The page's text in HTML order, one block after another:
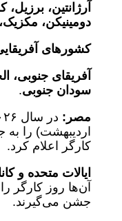
آرژانتین، برزیل،
دومینیکن،
کشورهای
آفریقای جنوبی،
سودان جنوبی.
مصر:
کارگر اعلام کرد.
ایالات متحده و
آن‌ها روز کارگر
جشن می‌گیرند.